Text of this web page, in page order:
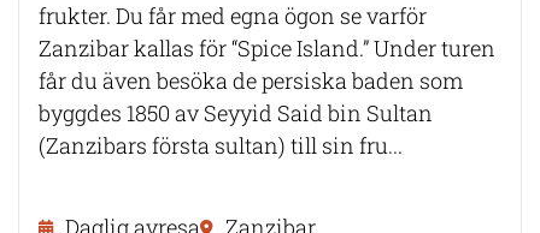
frukter. Du får med egna ögon se varför
Zanzibar kallas för “Spice Island.” Under turen
får du även besöka de persiska baden som
byggdes 1850 av Seyyid Said bin Sultan
(Zanzibars första sultan) till sin fru...
Daglig avresa Zanzibar